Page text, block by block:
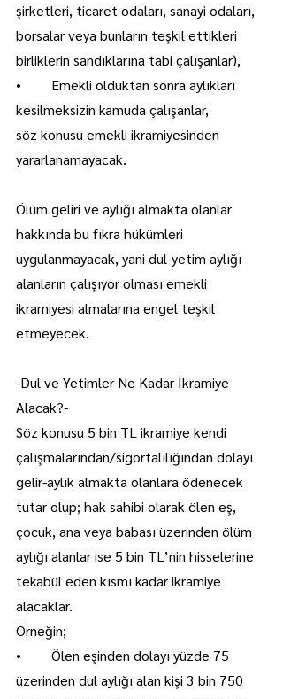
şirketleri, ticaret odaları, sanayi odaları,
borsalar veya bunların teşkil ettikleri
birliklerin sandıklarına tabi çalışanlar),
•	Emekli olduktan sonra aylıkları
kesilmeksizin kamuda çalışanlar,
söz konusu emekli ikramiyesinden
yararlanamayacak.
Ölüm geliri ve aylığı almakta olanlar
hakkında bu fıkra hükümleri
uygulanmayacak, yani dul-yetim aylığı
alanların çalışıyor olması emekli
ikramiyesi almalarına engel teşkil
etmeyecek.
-Dul ve Yetimler Ne Kadar İkramiye
Alacak?-
Söz konusu 5 bin TL ikramiye kendi
çalışmalarından/sigortalılığından dolayı
gelir-aylık almakta olanlara ödenecek
tutar olup; hak sahibi olarak ölen eş,
çocuk, ana veya babası üzerinden ölüm
aylığı alanlar ise 5 bin TL’nin hisselerine
tekabül eden kısmı kadar ikramiye
alacaklar.
Örneğin;
•	Ölen eşinden dolayı yüzde 75
üzerinden dul aylığı alan kişi 3 bin 750